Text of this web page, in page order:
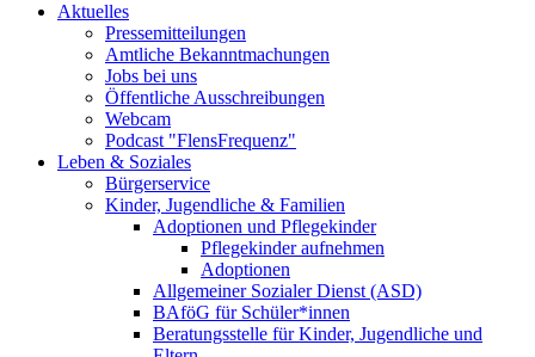
Aktuelles
Pressemitteilungen
Amtliche Bekanntmachungen
Jobs bei uns
Öffentliche Ausschreibungen
Webcam
Podcast "FlensFrequenz"
Leben & Soziales
Bürgerservice
Kinder, Jugendliche & Familien
Adoptionen und Pflegekinder
Pflegekinder aufnehmen
Adoptionen
Allgemeiner Sozialer Dienst (ASD)
BAföG für Schüler*innen
Beratungsstelle für Kinder, Jugendliche und